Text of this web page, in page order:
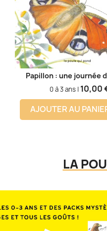
Papillon : une journée
0 à 3 ans | Prix
10,00
AJOUTER AU
LA